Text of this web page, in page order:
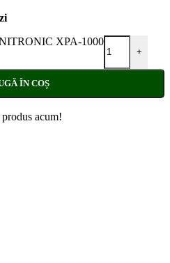
XPA-1000
+
ÎN COȘ
produs acum!